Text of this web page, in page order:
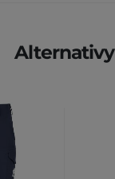
Alternativy